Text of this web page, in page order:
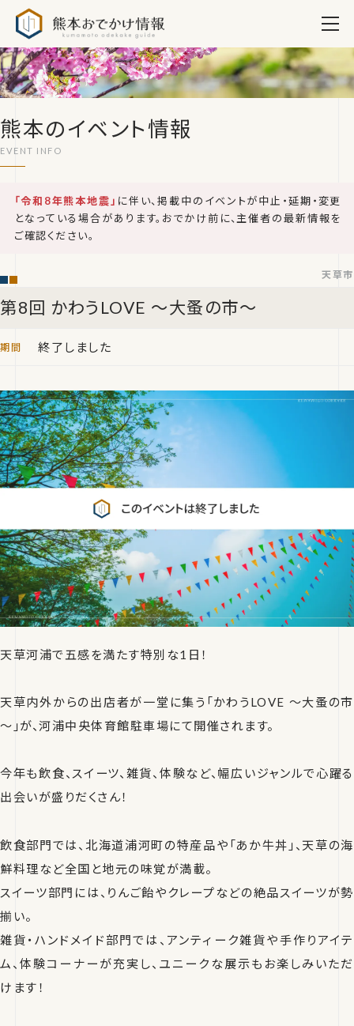
熊本のイベント情報
「令和8年熊本地震」 に伴い、掲載中のイベントが中止・延期・変更
となっている場合があります。おでかけ前に、主催者の最新情報を
ご確認ください。
第8回 かわうLOVE ～大蚤の市～
天草市
終了しました
天草河浦で五感を満たす特別な1日！
天草内外からの出店者が一堂に集う「かわうLOVE ～大蚤の市
～」が、河浦中央体育館駐車場にて開催されます。
今年も飲食、スイーツ、雑貨、体験など、幅広いジャンルで心躍る
出会いが盛りだくさん！
飲食部門では、北海道浦河町の特産品や「あか牛丼」、天草の海
鮮料理など全国と地元の味覚が満載。
スイーツ部門には、りんご飴やクレープなどの絶品スイーツが勢
揃い。
雑貨・ハンドメイド部門では、アンティーク雑貨や手作りアイテ
ム、体験コーナーが充実し、ユニークな展示もお楽しみいただ
けます！